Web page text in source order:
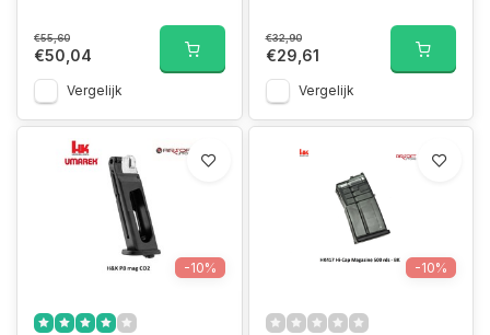
€55,60
€50,04
Vergelijk
€32,90
€29,61
Vergelijk
-10% -10%